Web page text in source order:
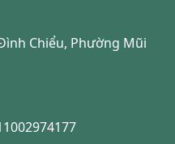
Chiểu, Phường Mũi